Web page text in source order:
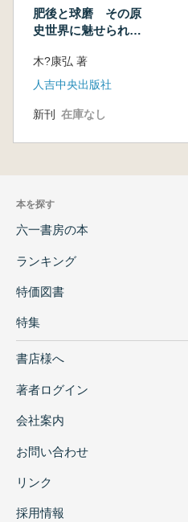
肥後と球磨 その原
史世界に魅せられし
古学史
木?康弘 著
人吉中央出版社
新刊 在庫なし
本を探す
六一書房の本
ランキング
特価図書
特集
書店様へ
著者ログイン
会社案内
お問い合わせ
リンク
採用情報